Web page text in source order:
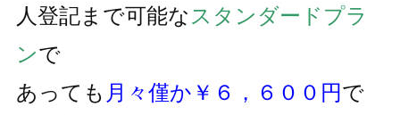
人登記まで可能な スタンダードプラ
ンで
あっても 月々僅か￥６，６００円で